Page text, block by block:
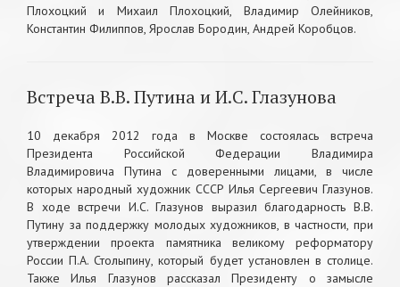
Плохоцкий и Михаил Плохоцкий, Владимир Олейников,
Константин Филиппов, Ярослав Бородин, Андрей Коробцов.
Встреча В.В. Путина и И.С. Глазунова
10 декабря 2012 года в Москве состоялась встреча
Президента Российской Федерации Владимира
Владимировича Путина с доверенными лицами, в числе
которых народный художник СССР Илья Сергеевич Глазунов.
В ходе встречи И.С. Глазунов выразил благодарность В.В.
Путину за поддержку молодых художников, в частности, при
утверждении проекта памятника великому реформатору
России П.А. Столыпину, который будет установлен в столице.
Также Илья Глазунов рассказал Президенту о замысле